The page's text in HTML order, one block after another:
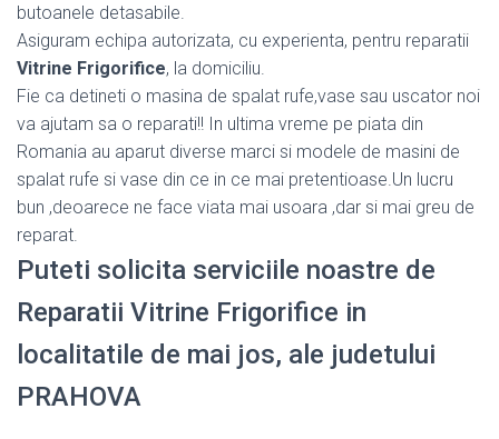
butoanele detasabile.
Asiguram echipa autorizata, cu experienta, pentru reparatii
Vitrine Frigorifice, la domiciliu.
Fie ca detineti o masina de spalat rufe,vase sau uscator noi
va ajutam sa o reparati!! In ultima vreme pe piata din
Romania au aparut diverse marci si modele de masini de
spalat rufe si vase din ce in ce mai pretentioase.Un lucru
bun ,deoarece ne face viata mai usoara ,dar si mai greu de
reparat.
Puteti solicita serviciile noastre de
Reparatii Vitrine Frigorifice in
localitatile de mai jos, ale judetului
PRAHOVA